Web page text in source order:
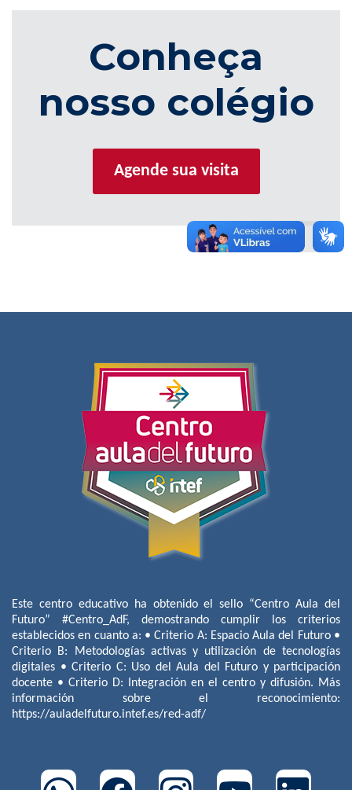
Conheça
nosso colégio
Agende sua visita
Este centro educativo ha obtenido el sello “Centro Aula del
Futuro” #Centro_AdF, demostrando cumplir los criterios
establecidos en cuanto a: • Criterio A: Espacio Aula del Futuro •
Criterio B: Metodologías activas y utilización de tecnologías
digitales • Criterio C: Uso del Aula del Futuro y participación
docente • Criterio D: Integración en el centro y difusión. Más
información sobre el reconocimiento:
https://auladelfuturo.intef.es/red-adf/